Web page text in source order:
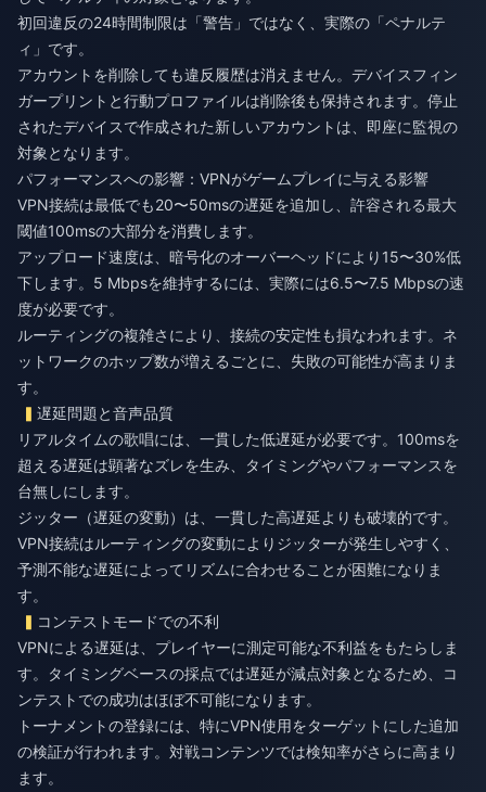
初回違反の24時間制限は「警告」ではなく、実際の「ペナルテ
ィ」です。
アカウントを削除しても違反履歴は消えません。デバイスフィン
ガープリントと行動プロファイルは削除後も保持されます。停止
されたデバイスで作成された新しいアカウントは、即座に監視の
対象となります。
パフォーマンスへの影響：VPNがゲームプレイに与える影響
VPN接続は最低でも20〜50msの遅延を追加し、許容される最大
閾値100msの大部分を消費します。
アップロード速度は、暗号化のオーバーヘッドにより15〜30%低
下します。5 Mbpsを維持するには、実際には6.5〜7.5 Mbpsの速
度が必要です。
ルーティングの複雑さにより、接続の安定性も損なわれます。ネ
ットワークのホップ数が増えるごとに、失敗の可能性が高まりま
す。
遅延問題と音声品質
リアルタイムの歌唱には、一貫した低遅延が必要です。100msを
超える遅延は顕著なズレを生み、タイミングやパフォーマンスを
台無しにします。
ジッター（遅延の変動）は、一貫した高遅延よりも破壊的です。
VPN接続はルーティングの変動によりジッターが発生しやすく、
予測不能な遅延によってリズムに合わせることが困難になりま
す。
コンテストモードでの不利
VPNによる遅延は、プレイヤーに測定可能な不利益をもたらしま
す。タイミングベースの採点では遅延が減点対象となるため、コ
ンテストでの成功はほぼ不可能になります。
トーナメントの登録には、特にVPN使用をターゲットにした追加
の検証が行われます。対戦コンテンツでは検知率がさらに高まり
ます。